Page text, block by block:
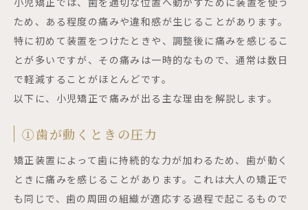
ため、ある程度の痛みや違和感が生じることがあります。
特に初めて装置をつけたときや、調整後に痛みを感じるこ
とが多いですが、その痛みは一時的なもので、通常は数日
で軽減することがほとんどです。
以下に、小児矯正で痛みが出る主な理由を解説します。
①歯が動くときの圧力
矯正装置によって歯に持続的な力が加わるため、歯が動く
ときに痛みを感じることがあります。これは大人の矯正で
も同じで、歯の周囲の組織が適応する過程で起こるもので